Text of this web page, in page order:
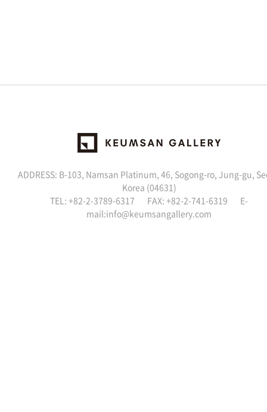
ADDRESS: B-103, Namsan Platinum, 46, Sogong-ro, Jung-gu,
Korea (04631)
TEL: +82-2-3789-6317 FAX: +82-2-741-6319 E-
mail:info@keumsangallery.com